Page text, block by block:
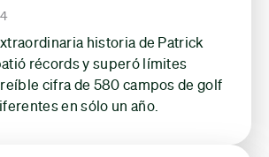
historia de Patrick
récords y superó límites
cifra de 580 campos de golf
en sólo un año.